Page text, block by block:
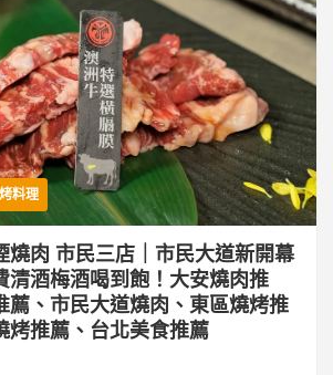
料理
燒肉 市民三店｜市民大道新開幕
清酒梅酒喝到飽！大安燒肉推
薦、市民大道燒肉、東區燒烤推
烤推薦、台北美食推薦